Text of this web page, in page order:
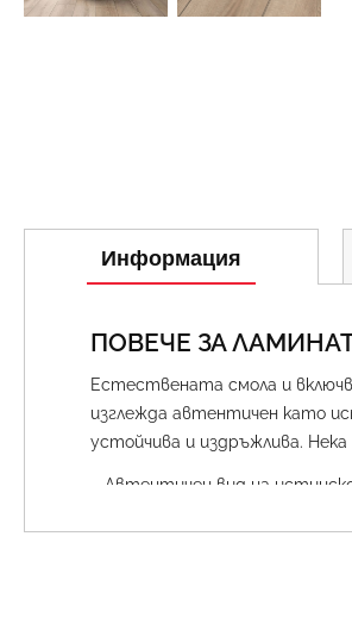
Информация
ПОВЕЧЕ ЗА ЛАМИНАТ
Естествената смола и
изглежда автентичен като
устойчива и издръжлива.
– Автентичен вид на